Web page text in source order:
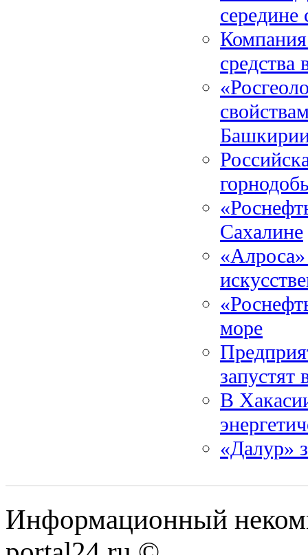
середине
Сахалине
«Алроса»
море
запустят
В
«Далур»
Информационный